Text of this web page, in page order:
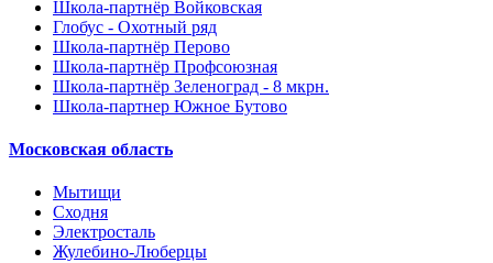
Школа-партнёр Войковская
Глобус - Охотный ряд
Школа-партнёр Перово
Школа-партнёр Профсоюзная
Школа-партнёр Зеленоград - 8 мкрн.
Школа-партнер Южное Бутово
Московская область
Мытищи
Сходня
Электросталь
Жулебино-Люберцы